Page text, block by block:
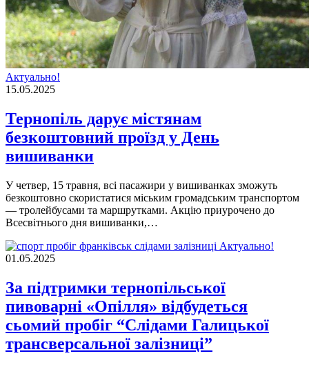
Актуально!
15.05.2025
Тернопіль дарує містянам
безкоштовний проїзд у День
вишиванки
У четвер, 15 травня, всі пасажири у вишиванках зможуть
безкоштовно скористатися міським громадським транспортом
— тролейбусами та маршрутками. Акцію приурочено до
Всесвітнього дня вишиванки,…
Актуально!
01.05.2025
За підтримки тернопільської
пивоварні «Опілля» відбудеться
сьомий пробіг “Слідами Галицької
трансверсальної залізниці”